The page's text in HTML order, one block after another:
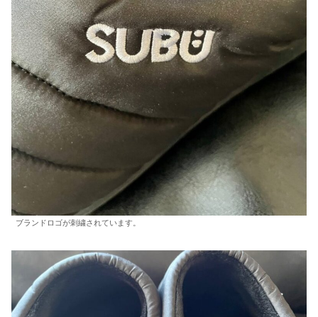
ブランドロゴが刺繍されています。